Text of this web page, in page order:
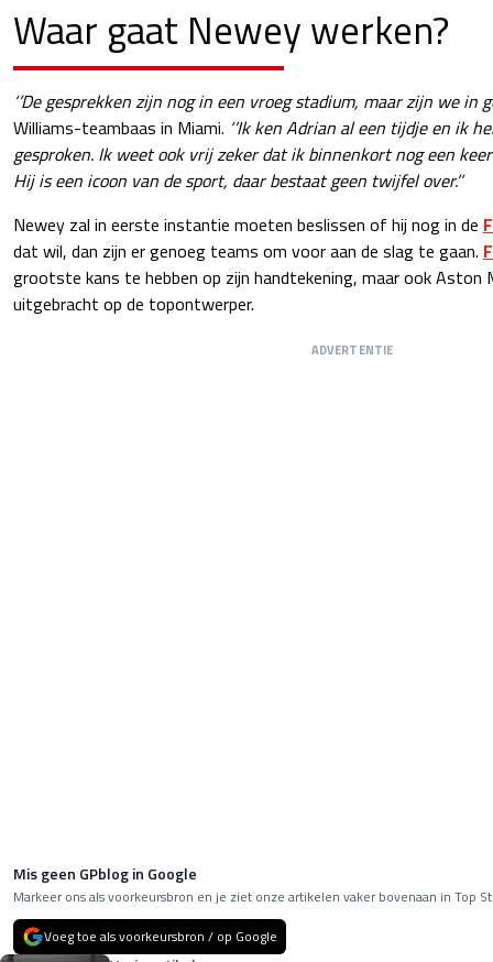
Waar gaat Newey werken?
‘’De gesprekken zijn nog in een vroeg stadium, maar zijn we in
Williams-teambaas in Miami. ‘’Ik ken Adrian al een tijdje en ik
gesproken. Ik weet ook vrij zeker dat ik binnenkort nog een
Hij is een icoon van de sport, daar bestaat geen twijfel over.’’
Newey zal in eerste instantie moeten beslissen of hij nog in de
dat wil, dan zijn er genoeg teams om voor aan de slag te gaan.
grootste kans te hebben op zijn handtekening, maar ook Aston
uitgebracht op de topontwerper.
ADVERTENTIE
Mis geen GPblog in Google
Markeer ons als voorkeursbron en je ziet onze artikelen vaker bovenaan in Top
Voeg toe als voorkeursbron / op Google